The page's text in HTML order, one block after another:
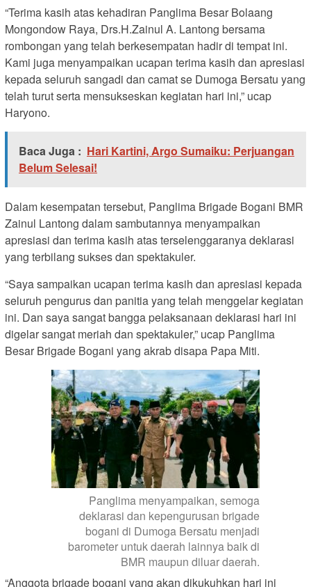
“Terima kasih atas kehadiran Panglima Besar Bolaang
Mongondow Raya, Drs.H.Zainul A. Lantong bersama
rombongan yang telah berkesempatan hadir di tempat ini.
Kami juga menyampaikan ucapan terima kasih dan apresiasi
kepada seluruh sangadi dan camat se Dumoga Bersatu yang
telah turut serta mensukseskan kegiatan hari ini,” ucap
Haryono.
Baca Juga : Hari Kartini, Argo Sumaiku: Perjuangan
Belum Selesai!
Dalam kesempatan tersebut, Panglima Brigade Bogani BMR
Zainul Lantong dalam sambutannya menyampaikan
apresiasi dan terima kasih atas terselenggaranya deklarasi
yang terbilang sukses dan spektakuler.
“Saya sampaikan ucapan terima kasih dan apresiasi kepada
seluruh pengurus dan panitia yang telah menggelar kegiatan
ini. Dan saya sangat bangga pelaksanaan deklarasi hari ini
digelar sangat meriah dan spektakuler,” ucap Panglima
Besar Brigade Bogani yang akrab disapa Papa Miti.
Panglima menyampaikan, semoga
deklarasi dan kepengurusan brigade
bogani di Dumoga Bersatu menjadi
barometer untuk daerah lainnya baik di
BMR maupun diluar daerah.
“Anggota brigade bogani yang akan dikukuhkan hari ini